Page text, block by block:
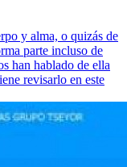
y alma, o quizás de
parte incluso de
han hablado de ella
revisarlo en este